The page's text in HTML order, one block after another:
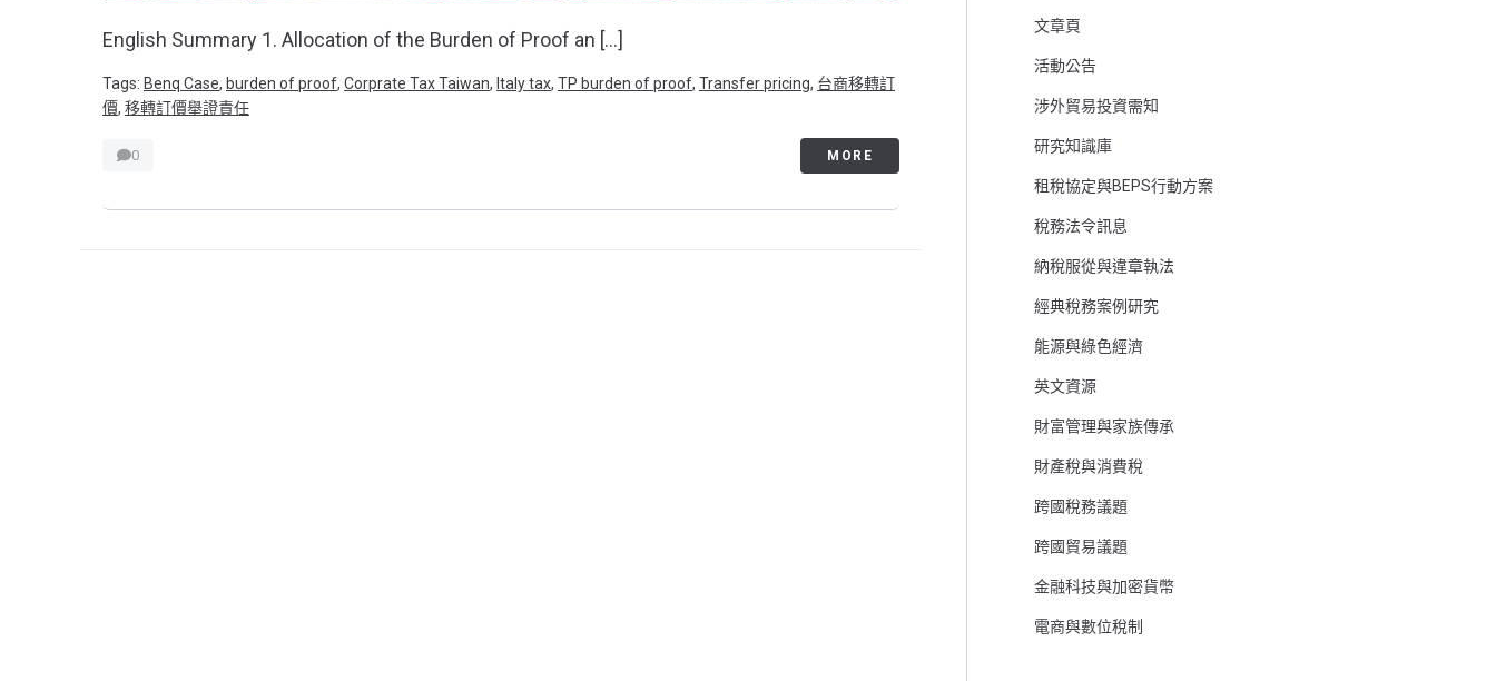
English Summary 1. Allocation of the Burden of Proof an […]
Tags: Benq Case, burden of proof, Corprate Tax Taiwan, Italy tax, TP burden of proof, Transfer pricing, 台商移轉訂
價, 移轉訂價舉證責任
0 MORE
文章頁
活動公告
涉外貿易投資需知
研究知識庫
租稅協定與BEPS行動方案
稅務法令訊息
納稅服從與違章執法
經典稅務案例研究
能源與綠色經濟
英文資源
財富管理與家族傳承
財產稅與消費稅
跨國稅務議題
跨國貿易議題
金融科技與加密貨幣
電商與數位稅制